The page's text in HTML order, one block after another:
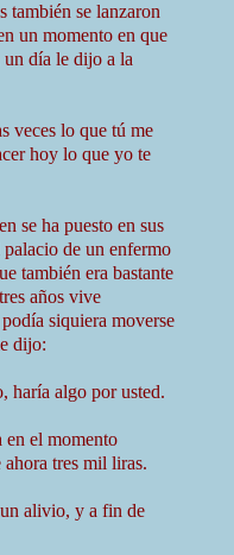
también se lanzaron
un momento en que
un día le dijo a la
veces lo que tú me
hoy lo que yo te
se ha puesto en sus
de un enfermo
también era bastante
años vive
siquiera moverse
dijo:
haría algo por usted.
en el momento
tres mil liras.
alivio, y a fin de